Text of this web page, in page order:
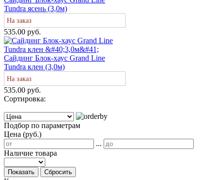
Tundra ясень (3,0м)
На заказ
535.00 руб.
Сайдинг Блок-хаус Grand Line
Tundra клен (3,0м)
На заказ
535.00 руб.
Сортировка:
Подбор по параметрам
Цена (руб.)
...
Наличие товара
Показать Сбросить